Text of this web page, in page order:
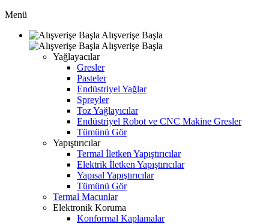
Menü
Alışverişe Başla
Alışverişe Başla
Yağlayacılar
Gresler
Pasteler
Endüstriyel Yağlar
Spreyler
Toz Yağlayıcılar
Endüstriyel Robot ve CNC Makine Gresler
Tümünü Gör
Yapıştırıcılar
Termal İletken Yapıştırıcılar
Elektrik İletken Yapıştırıcılar
Yapısal Yapıştırıcılar
Tümünü Gör
Termal Macunlar
Elektronik Koruma
Konformal Kaplamalar